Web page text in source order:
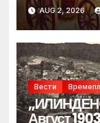
AUG 2, 2026
Вести
Август